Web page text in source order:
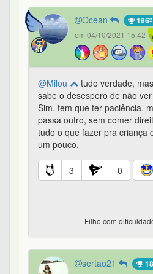
Ocean 186º
em 04/10/2021 15:42
@Milou
tudo verdade,
sabe o desespero de não
Sim, tem que ter paciência,
passa outro, sem comer
tudo o que fazer pra criança
um pouco.
3 0
Filho com
sertao21